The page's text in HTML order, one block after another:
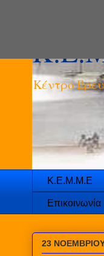
Κέντρο
Κ.Ε.Μ.Μ.Ε
Επικοινωνία
23